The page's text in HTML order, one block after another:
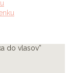
do vlasov”